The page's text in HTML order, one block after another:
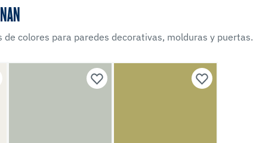
de colores para paredes decorativas, molduras y puertas.